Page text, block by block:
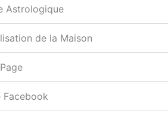
Astrologique
de la Maison
Facebook